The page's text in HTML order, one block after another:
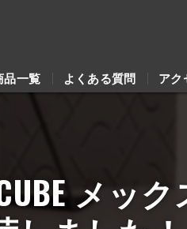
品一覧 よくある質問 アク
メ